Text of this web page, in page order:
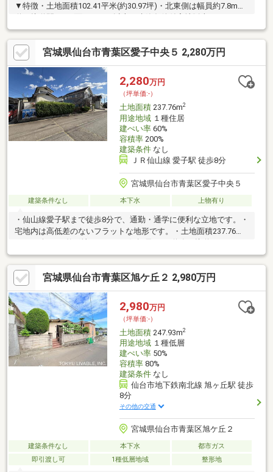
▼特徴・土地面積102.41平米(約30.97坪)・北東側は幅員約7.8m公
せん・お好きなハウスメーカー・工務店で建築可能・都市ガスに
対応・現況古家有、詳細はお問い合わせください▼周辺環境・セ
ブンイレブン仙台三条町店 徒歩3分(約180m)・仙台市立国見小学
校 徒歩13分(約1010m)・仙台市立三条中学校 徒歩3分(約220m)■
ご希望の住まい探しをお手伝いします ━━━━━・・・物件の詳
細・ご相談はお気軽にお問い合わせください。
宮城県仙台市青葉区愛子中央５ 2,280万円
2,280万円
（坪単価:-）
土地面積237.76m2
用途地域１種住居
建ぺい率60%
容積率200%
建築条件なし
ＪＲ仙山線 愛子駅 徒歩8分
宮城県仙台市青葉区愛子中央５
建築条件なし 本下水 上物有り
・仙山線愛子駅まで徒歩8分で、通勤・通学に便利な立地です。・
宅地内は高低差のないフラットな地形です。・土地面積237.76㎡
（71.92坪）の整形地です。・西側幅員6.0ｍ道路に接道していま
す。・前面道路との高低差はありません。《周辺施設》・アスク
愛子保育園・約160ｍ・あっぷる愛子こども園・約1020ｍ・仙台
市立愛子小学校 ・約920ｍ・仙台市立広瀬中学校 ・約690ｍ・フ
ァミリーマート仙台上愛子店・約700ｍ・ヨークベニマル仙台愛
子店・約920ｍ・サンドラッグ愛子店・ 約1150ｍ・七十七銀行宮
城町支店・約1010ｍ・上原公園・約250ｍ
宮城県仙台市青葉区旭ケ丘２ 2,980万円
2,980万円
（坪単価:-）
土地面積247.93m2
用途地域１種低層
建ぺい率50%
容積率80%
建築条件なし
仙台市地下鉄南北線 旭ヶ丘駅 徒歩
8分
その他の交通
宮城県仙台市青葉区旭ケ丘２
建築条件なし 本下水
都市ガス
即引渡し可
1種低層地域 整形地